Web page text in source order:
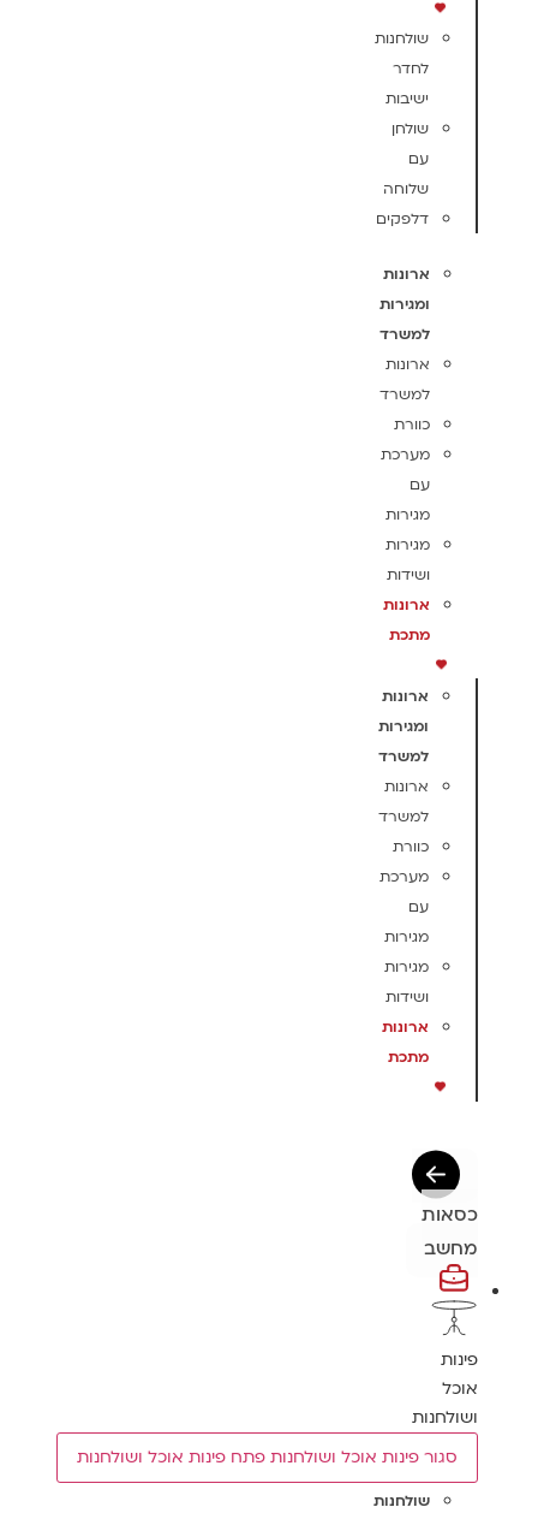
שולחנות
לחדר
ישיבות
שולחן
עם
שלוחה
דלפקים
ארונות
ומגירות
למשרד
ארונות
למשרד
כוורת
מערכת
עם
מגירות
מגירות
ושידות
ארונות
מתכת
ארונות
ומגירות
למשרד
ארונות
למשרד
כוורת
מערכת
עם
מגירות
מגירות
ושידות
ארונות
מתכת
כסאות
מחשב
פינות
אוכל
ושולחנות
סגור פינות אוכל ושולחנות פתח פינות אוכל ושולחנות
שולחנות